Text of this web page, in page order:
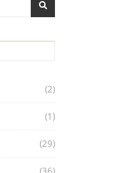
(2)
(1)
(29)
(36)